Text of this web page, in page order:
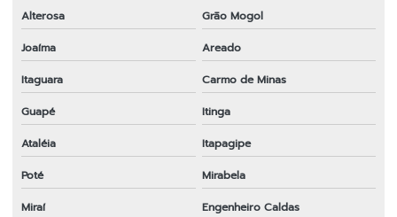
Alterosa
Grão Mogol
Joaíma
Areado
Itaguara
Carmo de Minas
Guapé
Itinga
Ataléia
Itapagipe
Poté
Mirabela
Miraí
Engenheiro Caldas